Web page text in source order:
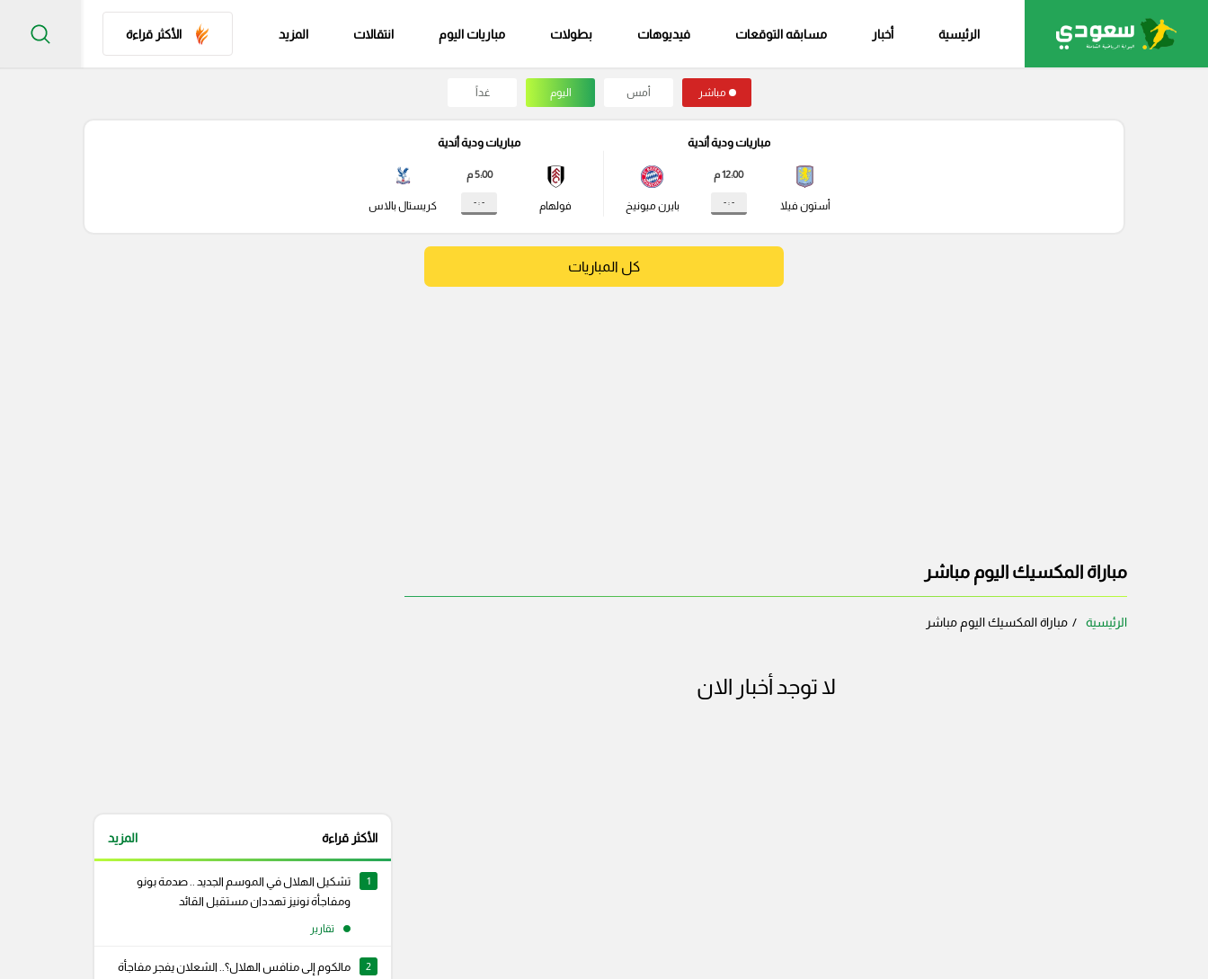
الرئيسية أخبار مسابقه التوقعات فيديوهات بطولات مباريات اليوم انتقالات المزيد الأكثر قراءة
مباشر أمس اليوم غداً
مباريات ودية أندية
أستون فيلا
12:00 م
- : - بايرن ميونيخ
مباريات ودية أندية
فولهام
5:00 م
- : - كريستال بالاس
كل المباريات
مباراة المكسيك اليوم مباشر
الرئيسية مباراة المكسيك اليوم مباشر
لا توجد أخبار الان
الأكثر قراءة المزيد
1
تشكيل الهلال في الموسم الجديد .. صدمة بونو
ومفاجأة نونيز تهددان مستقبل القائد
تقارير
2
مالكوم إلى منافس الهلال؟.. الشعلان يفجر مفاجأة